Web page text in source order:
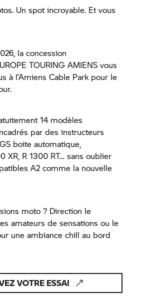
Un spot incroyable. Et vous
la concession
TOURING AMIENS vous
à l’Amiens Cable Park pour le
14 modèles
par des instructeurs
boite automatique,
XR, R 1300 RT… sans oublier
A2 comme la nouvelle
moto ? Direction le
amateurs de sensations ou le
une ambiance chill au bord
VOTRE ESSAI